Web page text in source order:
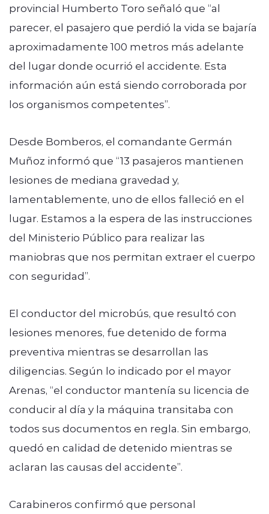
provincial Humberto Toro señaló que “al
parecer, el pasajero que perdió la vida se bajaría
aproximadamente 100 metros más adelante
del lugar donde ocurrió el accidente. Esta
información aún está siendo corroborada por
los organismos competentes”.
Desde Bomberos, el comandante Germán
Muñoz informó que “13 pasajeros mantienen
lesiones de mediana gravedad y,
lamentablemente, uno de ellos falleció en el
lugar. Estamos a la espera de las instrucciones
del Ministerio Público para realizar las
maniobras que nos permitan extraer el cuerpo
con seguridad”.
El conductor del microbús, que resultó con
lesiones menores, fue detenido de forma
preventiva mientras se desarrollan las
diligencias. Según lo indicado por el mayor
Arenas, “el conductor mantenía su licencia de
conducir al día y la máquina transitaba con
todos sus documentos en regla. Sin embargo,
quedó en calidad de detenido mientras se
aclaran las causas del accidente”.
Carabineros confirmó que personal